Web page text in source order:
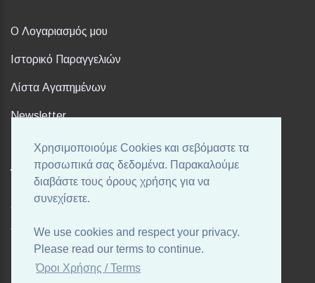
Χρησιμοποιούμε Cookies και σεβόμαστε τα
προσωπικά σας δεδομένα. Παρακαλούμε
διαβάστε τους όρους χρήσης για να
συνεχίσετε.
We use cookies and respect your privacy.
Please read our terms to continue.
Όροι Χρήσης / Terms
Ο Λογαριασμός μου
Ιστορικό Παραγγελιών
Λίστα Αγαπημένων
Newsletter
FOLLOW US
Ακολουθήστε μας στα αγαπημένα σας Social Media!